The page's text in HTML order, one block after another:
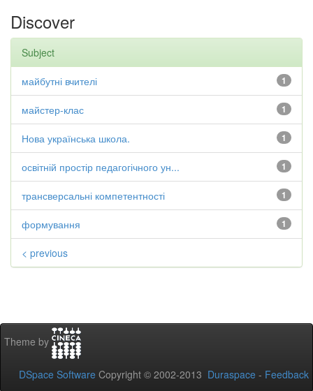
Discover
Subject
1
майбутні вчителі
1
майстер-клас
1
Нова українська школа.
1
освітній простір педагогічного ун...
1
трансверсальні компетентності
1
формування
< previous
Theme by
DSpace Software Copyright © 2002-2013 Duraspace - Feedback